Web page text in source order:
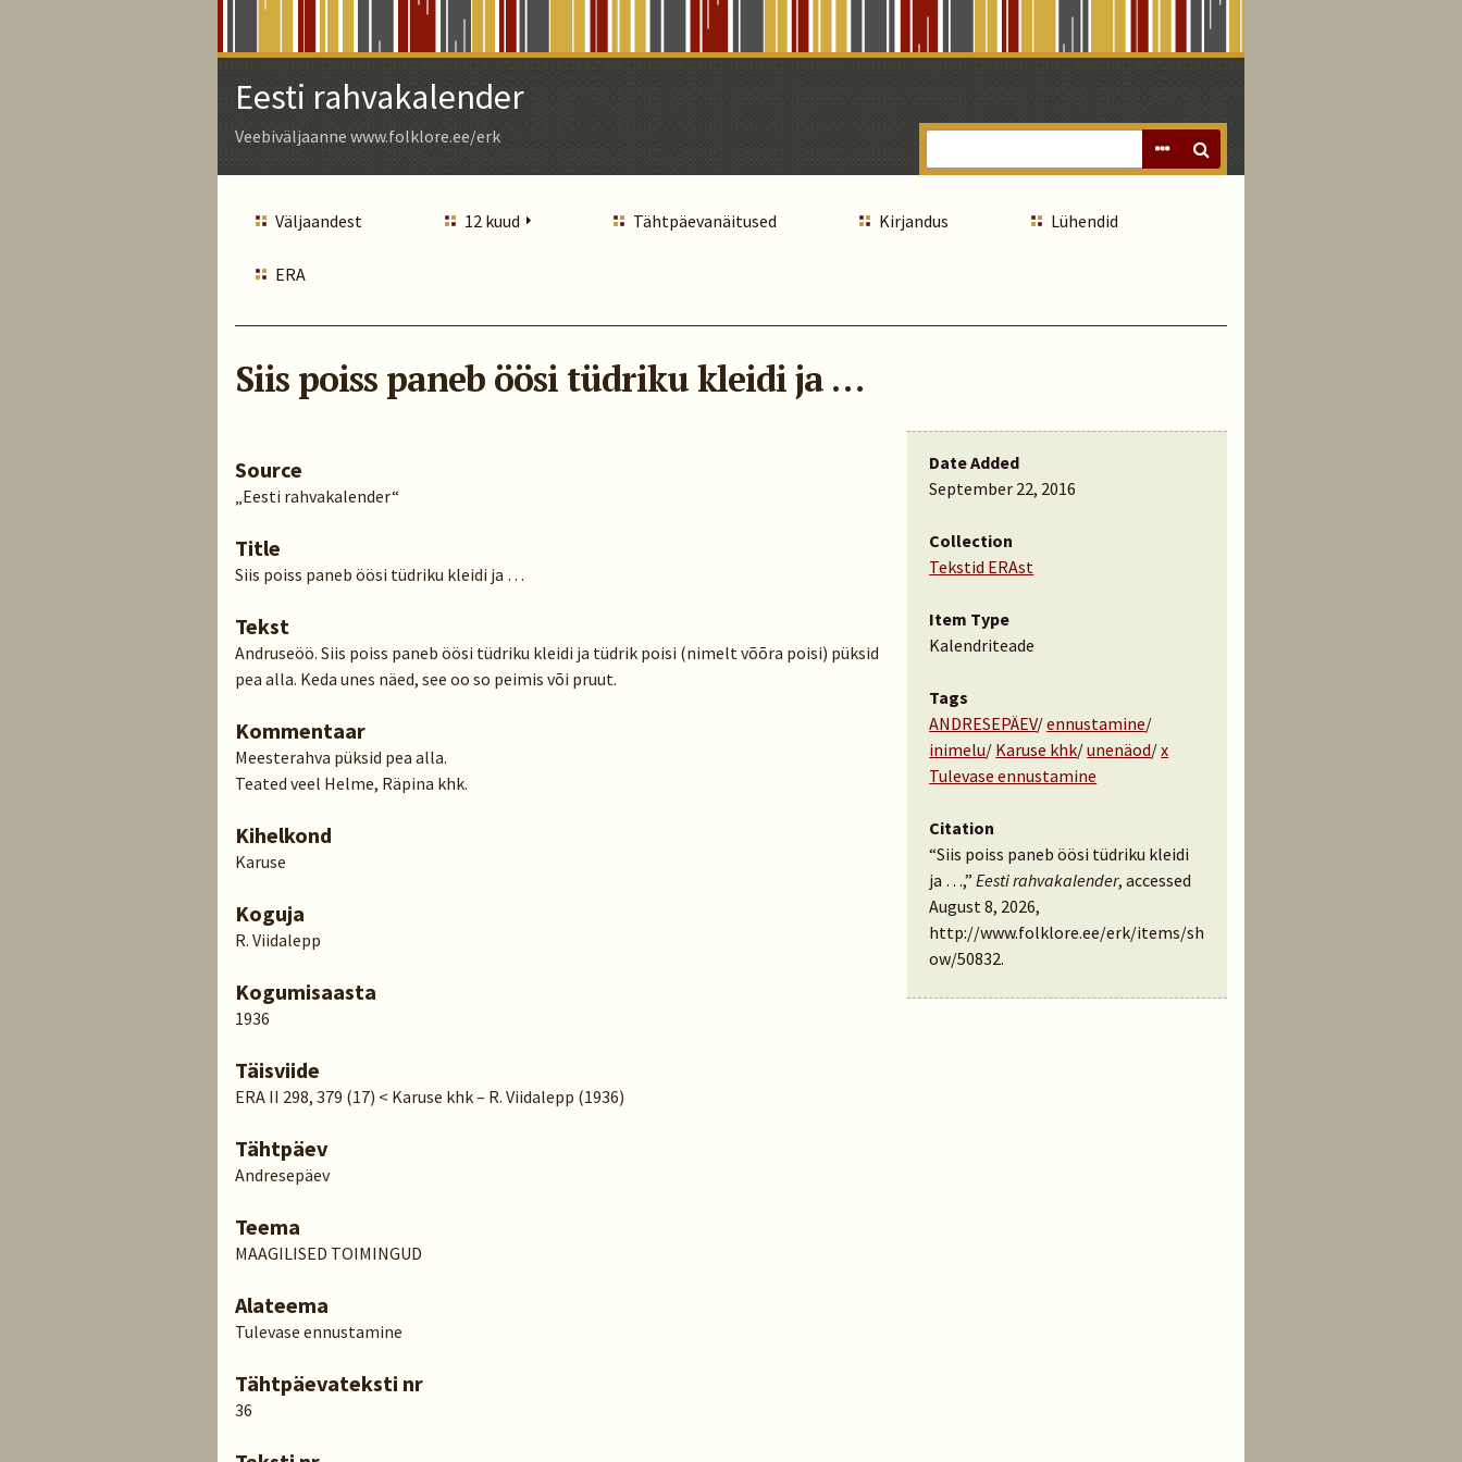
Eesti rahvakalender
Veebiväljaanne www.folklore.ee/erk
Väljaandest 12 kuud Tähtpäevanäitused Kirjandus Lühendid
ERA
Siis poiss paneb öösi tüdriku kleidi ja …
Source
„Eesti rahvakalender“
Title
Siis poiss paneb öösi tüdriku kleidi ja …
Tekst
Andruseöö. Siis poiss paneb öösi tüdriku kleidi ja tüdrik poisi (nimelt võõra poisi) püksid
pea alla. Keda unes näed, see oo so peimis või pruut.
Kommentaar
Meesterahva püksid pea alla.
Teated veel Helme, Räpina khk.
Kihelkond
Karuse
Koguja
R. Viidalepp
Kogumisaasta
1936
Täisviide
ERA II 298, 379 (17) < Karuse khk – R. Viidalepp (1936)
Tähtpäev
Andresepäev
Teema
MAAGILISED TOIMINGUD
Alateema
Tulevase ennustamine
Tähtpäevateksti nr
36
Date Added
September 22, 2016
Collection
Tekstid ERAst
Item Type
Kalendriteade
Tags
ANDRESEPÄEV/ennustamine/
inimelu/ Karuse khk/unenäod/x
Tulevase ennustamine
Citation
“Siis poiss paneb öösi tüdriku kleidi
ja …,”Eesti rahvakalender, accessed
August 8, 2026,
http://www.folklore.ee/erk/items/sh
ow/50832.